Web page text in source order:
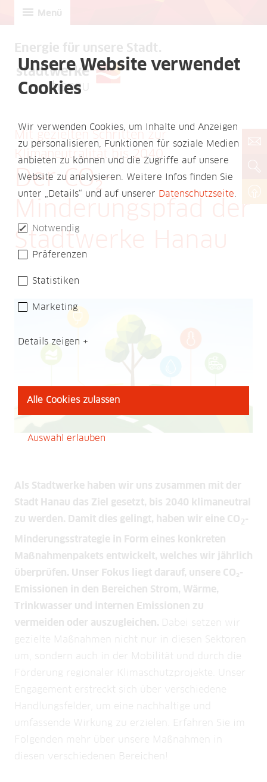
Unsere Website verwendet
Cookies
Wir verwenden Cookies, um Inhalte und Anzeigen
zu personalisieren, Funktionen für soziale Medien
anbieten zu können und die Zugriffe auf unsere
Website zu analysieren. Weitere Infos finden Sie
unter „Details“ und auf unserer Datenschutzseite.
Notwendig
Präferenzen
Statistiken
Marketing
Details zeigen
Alle Cookies zulassen
Auswahl erlauben
Menü
Energie für unsere Stadt.
Mit gezielten Schritten zur
Klimaneutralität bis 2040
Der CO₂-
Minderungspfad der
Stadtwerke Hanau
Als Stadtwerke haben wir uns zusammen mit der
Stadt Hanau das Ziel gesetzt, bis 2040 klimaneutral
zu werden. Damit dies gelingt, haben wir eine CO 2-
Minderungsstrategie in Form eines konkreten
Maßnahmenpakets entwickelt, welches wir jährlich
überprüfen. Unser Fokus liegt darauf, unsere CO₂-
Emissionen in den Bereichen Strom, Wärme,
Trinkwasser und internen Emissionen zu
vermeiden oder auszugleichen.
Dabei setzen wir
gezielte Maßnahmen nicht nur in diesen Sektoren
um, sondern auch in der Mobilität und durch die
Förderung regionaler Klimaschutzprojekte. Unser
Engagement erstreckt sich über verschiedene
Handlungsfelder, um eine nachhaltige und
umfassende Wirkung zu erzielen. Erfahren Sie im
Folgenden mehr über unsere Maßnahmen in
diesen verschiedenen Bereichen!